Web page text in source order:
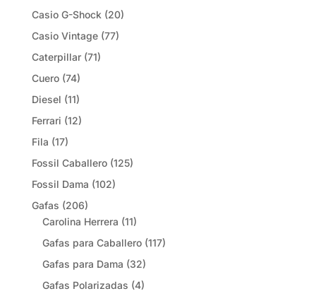
Casio G-Shock (20)
Casio Vintage (77)
Caterpillar (71)
Cuero (74)
Diesel (11)
Ferrari (12)
Fila (17)
Fossil Caballero (125)
Fossil Dama (102)
Gafas (206)
Carolina Herrera (11)
Gafas para Caballero (117)
Gafas para Dama (32)
Gafas Polarizadas (4)